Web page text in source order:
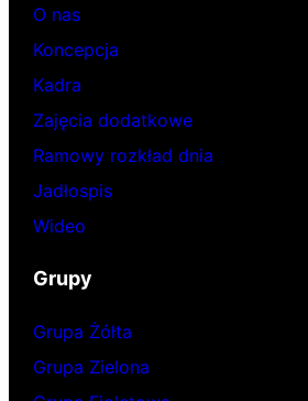
O nas
Koncepcja
Kadra
Zajęcia dodatkowe
Ramowy rozkład dnia
Jadłospis
Wideo
Grupy
Grupa Żółta
Grupa Zielona